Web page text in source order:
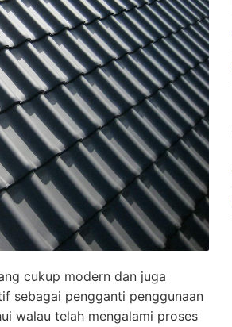
cukup modern dan juga
sebagai pengganti penggunaan
walau telah mengalami proses